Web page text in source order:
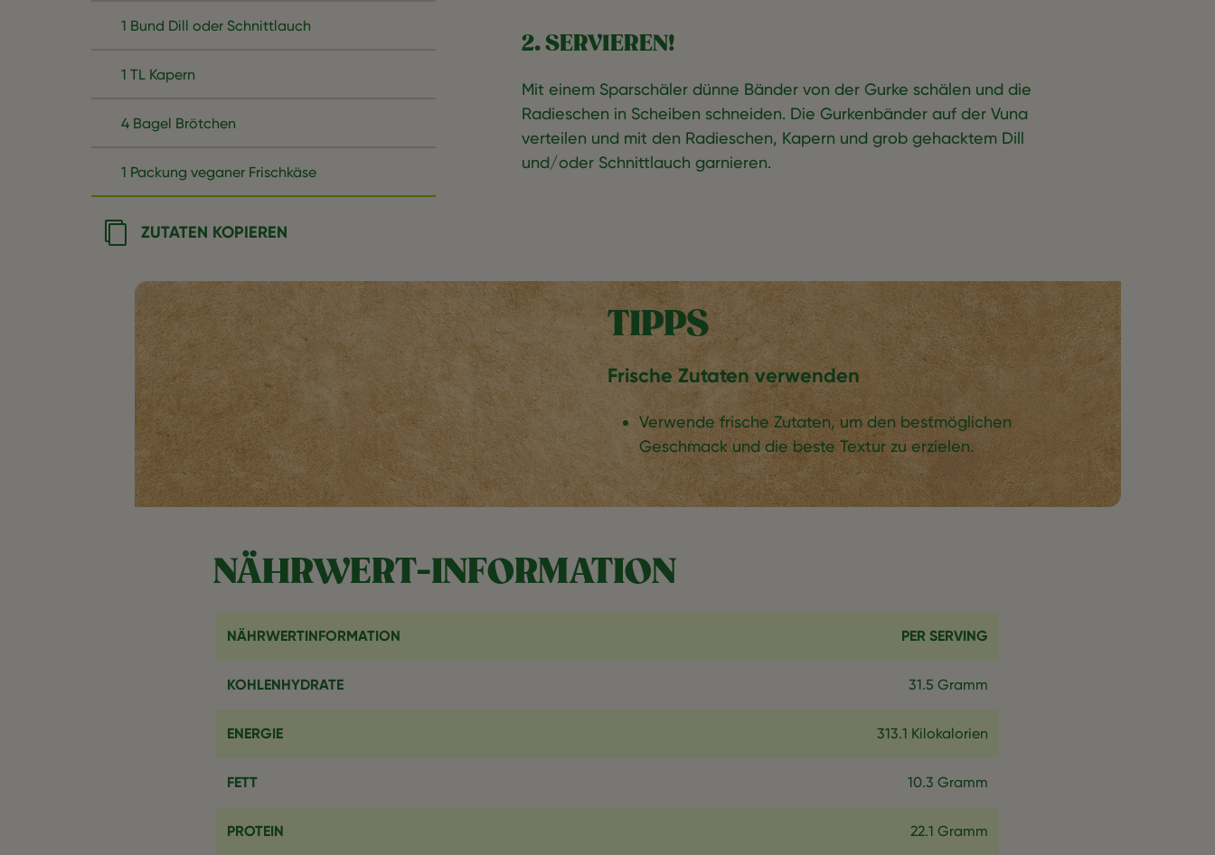
1 Bund Dill oder Schnittlauch
1 TL Kapern
4 Bagel Brötchen
1 Packung veganer Frischkäse
ZUTATEN KOPIEREN
2. SERVIEREN!
Mit einem Sparschäler dünne Bänder von der Gurke schälen und die
Radieschen in Scheiben schneiden. Die Gurkenbänder auf der Vuna
verteilen und mit den Radieschen, Kapern und grob gehacktem Dill
und/oder Schnittlauch garnieren.
TIPPS
Frische Zutaten verwenden
Verwende frische Zutaten, um den bestmöglichen
Geschmack und die beste Textur zu erzielen.
NÄHRWERT-INFORMATION
NÄHRWERTINFORMATION PER SERVING
KOHLENHYDRATE 31.5 Gramm
ENERGIE 313.1 Kilokalorien
FETT 10.3 Gramm
PROTEIN 22.1 Gramm